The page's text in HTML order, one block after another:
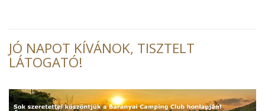
JÓ NAPOT KÍVÁNOK, TISZTELT
LÁTOGATÓ!